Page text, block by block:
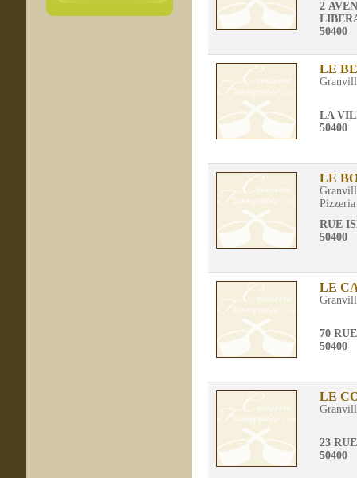
2
50400
LE
LA
50400
LE
Pizzeria
RUE
50400
LE
70
50400
LE
23
50400